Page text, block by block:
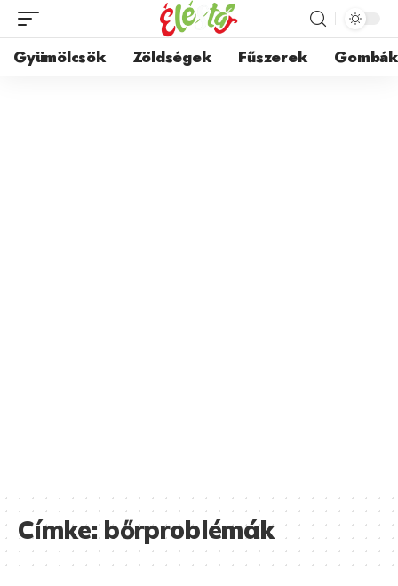
Gyümölcsök Zöldségek Fűszerek Gombák
Címke:bőrproblémák